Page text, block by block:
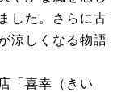
した。さらに古
涼しくなる物語
「喜幸（きい